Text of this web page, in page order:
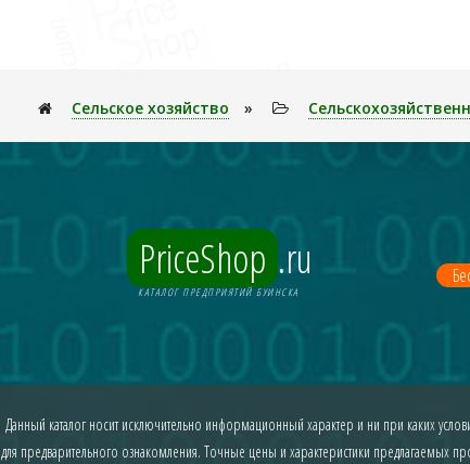
Сельское хозяйство »
PriceShop .ru
КАТАЛОГ ПРЕДПРИЯТИЙ БУИНСКА
Данный каталог носит исключительно информационный характер и ни при каких
для предварительного ознакомления. Точные цены и характеристики предлагаемых